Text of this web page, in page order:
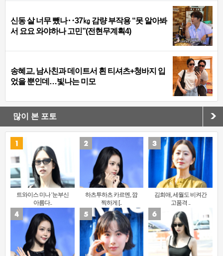
신동 살 너무 뺐나‥37㎏ 감량 부작용 “못 알아봐
서 요요 와야하나 고민”(전현무계획4)
송혜교, 남사친과 데이트서 흰 티셔츠+청바지 입
었을 뿐인데…빛나는 미모
많이 본 포토
트와이스 미나 ‘눈부신
아름다..
하츠투하츠 카르멘, 깜
찍하게 [..
김희애, 세월도 비켜간
고품격 ..